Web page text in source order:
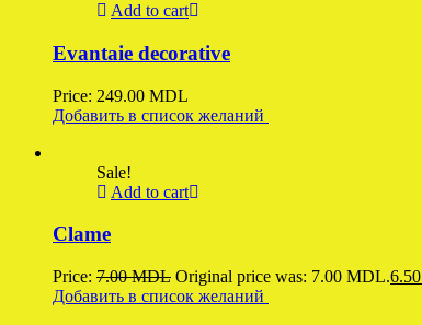
Add to cart
Evantaie decorative
Price: 249.00 MDL
Добавить в список желаний
Sale!
Add to cart
Clame
Price: 7.00MDL Original price was: 7.00 MDL.6.50
Добавить в список желаний